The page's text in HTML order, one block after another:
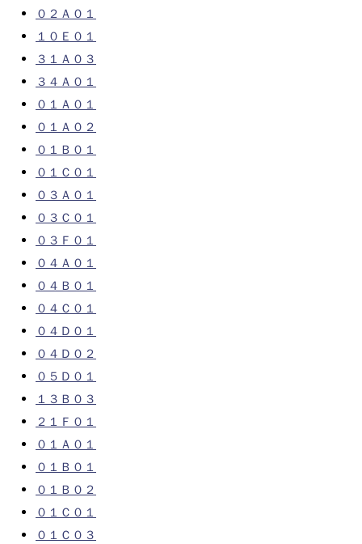
０２Ａ０１
１０Ｅ０１
３１Ａ０３
３４Ａ０１
０１Ａ０１
０１Ａ０２
０１Ｂ０１
０１Ｃ０１
０３Ａ０１
０３Ｃ０１
０３Ｆ０１
０４Ａ０１
０４Ｂ０１
０４Ｃ０１
０４Ｄ０１
０４Ｄ０２
０５Ｄ０１
１３Ｂ０３
２１Ｆ０１
０１Ａ０１
０１Ｂ０１
０１Ｂ０２
０１Ｃ０１
０１Ｃ０３